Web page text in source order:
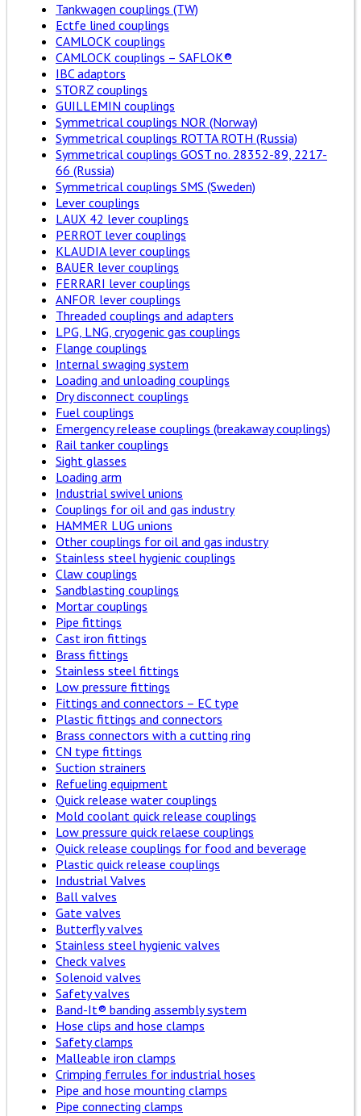
Tankwagen couplings (TW)
Ectfe lined couplings
CAMLOCK couplings
CAMLOCK couplings – SAFLOK®
IBC adaptors
STORZ couplings
GUILLEMIN couplings
Symmetrical couplings NOR (Norway)
Symmetrical couplings ROTTA ROTH (Russia)
Symmetrical couplings GOST no. 28352-89, 2217-
66 (Russia)
Symmetrical couplings SMS (Sweden)
Lever couplings
LAUX 42 lever couplings
PERROT lever couplings
KLAUDIA lever couplings
BAUER lever couplings
FERRARI lever couplings
ANFOR lever couplings
Threaded couplings and adapters
LPG, LNG, cryogenic gas couplings
Flange couplings
Internal swaging system
Loading and unloading couplings
Dry disconnect couplings
Fuel couplings
Emergency release couplings (breakaway couplings)
Rail tanker couplings
Sight glasses
Loading arm
Industrial swivel unions
Couplings for oil and gas industry
HAMMER LUG unions
Other couplings for oil and gas industry
Stainless steel hygienic couplings
Claw couplings
Sandblasting couplings
Mortar couplings
Pipe fittings
Cast iron fittings
Brass fittings
Stainless steel fittings
Low pressure fittings
Fittings and connectors – EC type
Plastic fittings and connectors
Brass connectors with a cutting ring
CN type fittings
Suction strainers
Refueling equipment
Quick release water couplings
Mold coolant quick release couplings
Low pressure quick relaese couplings
Quick release couplings for food and beverage
Plastic quick release couplings
Industrial Valves
Ball valves
Gate valves
Butterfly valves
Stainless steel hygienic valves
Check valves
Solenoid valves
Safety valves
Band-It® banding assembly system
Hose clips and hose clamps
Safety clamps
Malleable iron clamps
Crimping ferrules for industrial hoses
Pipe and hose mounting clamps
Pipe connecting clamps